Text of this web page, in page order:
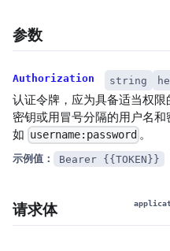
参数
Authorization string
认证令牌，应为具备适当权限
密钥或用冒号分隔的用户名和
如 username:password 。
示例值： Bearer {{TOKEN}}
请求体